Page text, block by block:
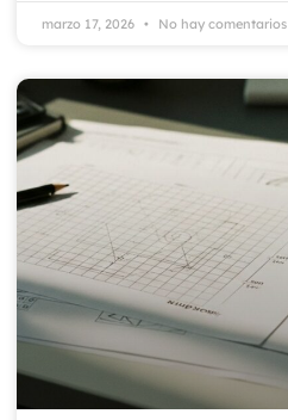
marzo 17, 2026 No hay comentarios